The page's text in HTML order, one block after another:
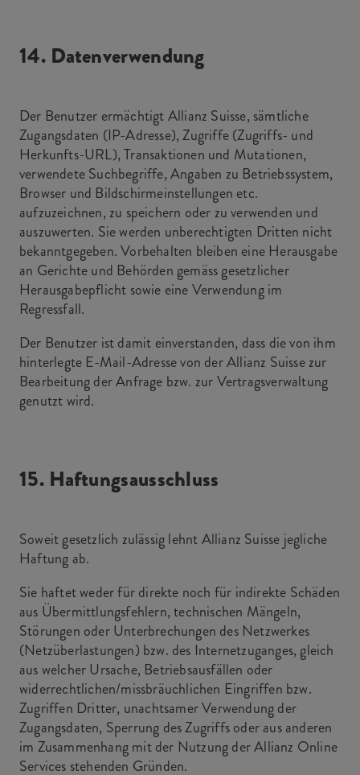
14. Datenverwendung
Der Benutzer ermächtigt Allianz Suisse, sämtliche
Zugangsdaten (IP-Adresse), Zugriffe (Zugriffs- und
Herkunfts-URL), Transaktionen und Mutationen,
verwendete Suchbegriffe, Angaben zu Betriebssystem,
Browser und Bildschirmeinstellungen etc.
aufzuzeichnen, zu speichern oder zu verwenden und
auszuwerten. Sie werden unberechtigten Dritten nicht
bekanntgegeben. Vorbehalten bleiben eine Herausgabe
an Gerichte und Behörden gemäss gesetzlicher
Herausgabepflicht sowie eine Verwendung im
Regressfall.
Der Benutzer ist damit einverstanden, dass die von ihm
hinterlegte E-Mail-Adresse von der Allianz Suisse zur
Bearbeitung der Anfrage bzw. zur Vertragsverwaltung
genutzt wird.
15. Haftungsausschluss
Soweit gesetzlich zulässig lehnt Allianz Suisse jegliche
Haftung ab.
Sie haftet weder für direkte noch für indirekte Schäden
aus Übermittlungsfehlern, technischen Mängeln,
Störungen oder Unterbrechungen des Netzwerkes
(Netzüberlastungen) bzw. des Internetzuganges, gleich
aus welcher Ursache, Betriebsausfällen oder
widerrechtlichen/missbräuchlichen Eingriffen bzw.
Zugriffen Dritter, unachtsamer Verwendung der
Zugangsdaten, Sperrung des Zugriffs oder aus anderen
im Zusammenhang mit der Nutzung der Allianz Online
Services stehenden Gründen.